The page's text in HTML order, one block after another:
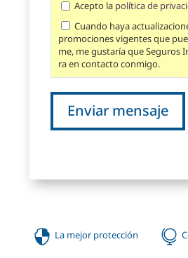
A­cep­to la po­lí­ti­ca de
Cuan­do ha­ya
pro­mo­cio­nes vi­gen­tes que
me, me gus­ta­rí­a que Seguros
ra en con­tac­to con­mi­go.
 La mejor protección 